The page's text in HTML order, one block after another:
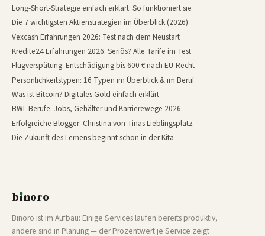
Long-Short-Strategie einfach erklärt: So funktioniert sie
Die 7 wichtigsten Aktienstrategien im Überblick (2026)
Vexcash Erfahrungen 2026: Test nach dem Neustart
Kredite24 Erfahrungen 2026: Seriös? Alle Tarife im Test
Flugverspätung: Entschädigung bis 600 € nach EU-Recht
Persönlichkeitstypen: 16 Typen im Überblick & im Beruf
Was ist Bitcoin? Digitales Gold einfach erklärt
BWL-Berufe: Jobs, Gehälter und Karrierewege 2026
Erfolgreiche Blogger: Christina von Tinas Lieblingsplatz
Die Zukunft des Lernens beginnt schon in der Kita
bınoro
Binoro ist im Aufbau: Einige Services laufen bereits produktiv,
andere sind in Planung — der Prozentwert je Service zeigt